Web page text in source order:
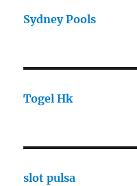
Sydney Pools
Togel Hk
slot pulsa